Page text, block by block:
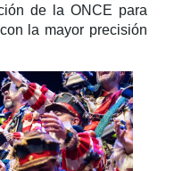
de la ONCE para
la mayor precisión